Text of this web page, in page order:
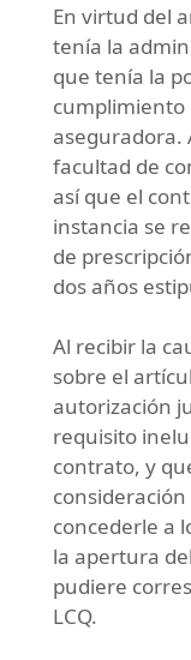
En virtud del
tenía la
que tenía la
cumplimiento
aseguradora.
facultad de
así que el
instancia se
de
dos años
Al recibir la
sobre el
autorización
requisito
contrato, y
concederle a
la apertura
pudiere
LCQ.